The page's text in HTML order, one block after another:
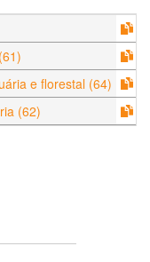
e florestal (64)
(62)